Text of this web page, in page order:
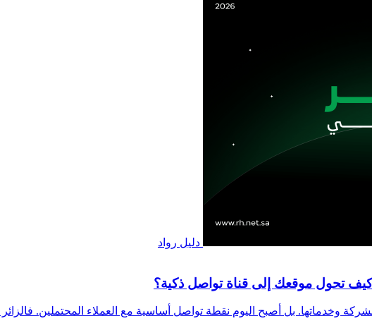
دليل رواد
كيف تحول موقعك إلى قناة تواصل ذكية؟
وخدماتها. بل أصبح اليوم نقطة تواصل أساسية مع العملاء المحتملين.